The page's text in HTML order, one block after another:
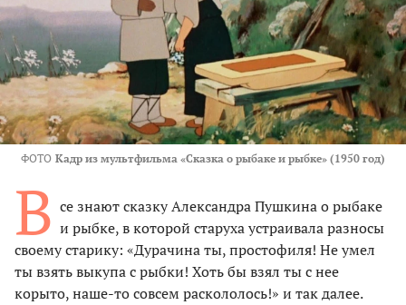
ФОТО Кадр из мультфильма «Сказка о рыбаке и рыбке» (1950 год)
В се знают сказку Александра Пушкина о рыбаке
и рыбке, в которой старуха устраивала разносы
своему старику: «Дурачина ты, простофиля! Не умел
ты взять выкупа с рыбки! Хоть бы взял ты с нее
корыто, наше-то совсем раскололось!» и так далее.